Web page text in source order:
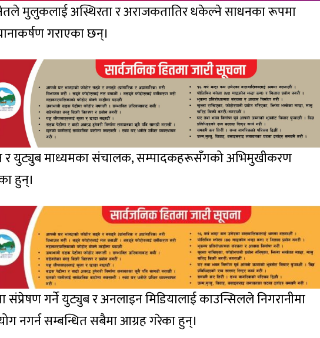
मुलुकलाई अस्थिरता र अराजकतातिर धकेल्ने साधनका रूपमा
गराएका छन्।
र युट्युब माध्यमका संचालक, सम्पादकहरूसँगको अभिमुखीकरण
हुन्।
गर्ने युट्युब र अनलाइन मिडियालाई काउन्सिलले निगरानीमा
नगर्न सम्बन्धित सबैमा आग्रह गरेका हुन्।